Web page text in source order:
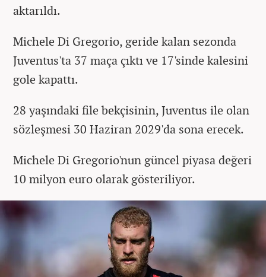
aktarıldı.
Michele Di Gregorio, geride kalan sezonda
Juventus'ta 37 maça çıktı ve 17'sinde kalesini
gole kapattı.
28 yaşındaki file bekçisinin, Juventus ile olan
sözleşmesi 30 Haziran 2029'da sona erecek.
Michele Di Gregorio'nun güncel piyasa değeri
10 milyon euro olarak gösteriliyor.